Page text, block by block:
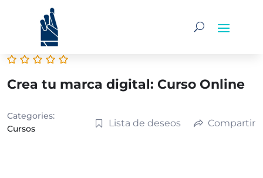
Crea tu marca digital: Curso Online
Categories:
Cursos
Lista de deseos Compartir